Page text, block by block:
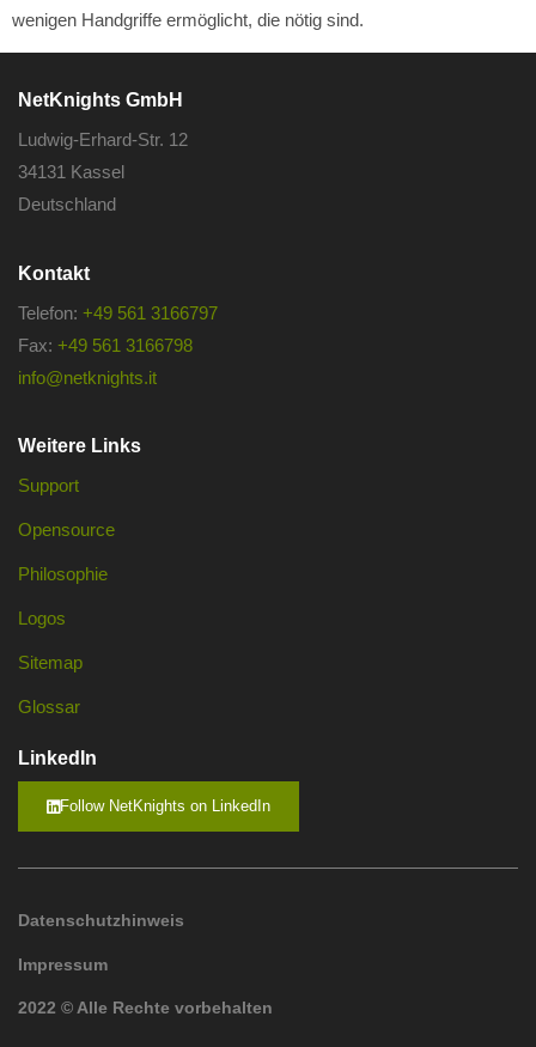
wenigen Handgriffe ermöglicht, die nötig sind.
NetKnights GmbH
Ludwig-Erhard-Str. 12
34131 Kassel
Deutschland
Kontakt
Telefon: +49 561 3166797
Fax: +49 561 3166798
info@netknights.it
Weitere Links
Support
Opensource
Philosophie
Logos
Sitemap
Glossar
LinkedIn
Follow NetKnights on LinkedIn
Datenschutzhinweis
Impressum
2022 © Alle Rechte vorbehalten